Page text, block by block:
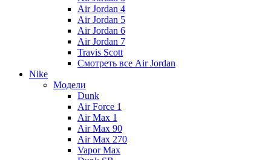
Air Jordan 4
Air Jordan 5
Air Jordan 6
Air Jordan 7
Travis Scott
Смотреть все Air Jordan
Nike
Модели
Dunk
Air Force 1
Air Max 1
Air Max 90
Air Max 270
Vapor Max